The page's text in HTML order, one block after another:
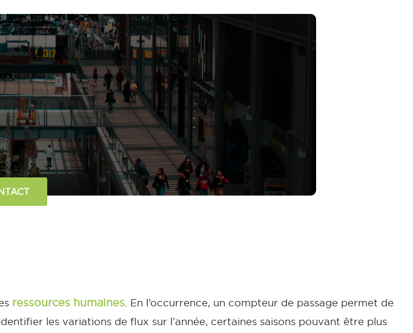
ressources humaines . En l’occurrence, un compteur de passage permet de
les variations de flux sur l’année, certaines saisons pouvant être plus